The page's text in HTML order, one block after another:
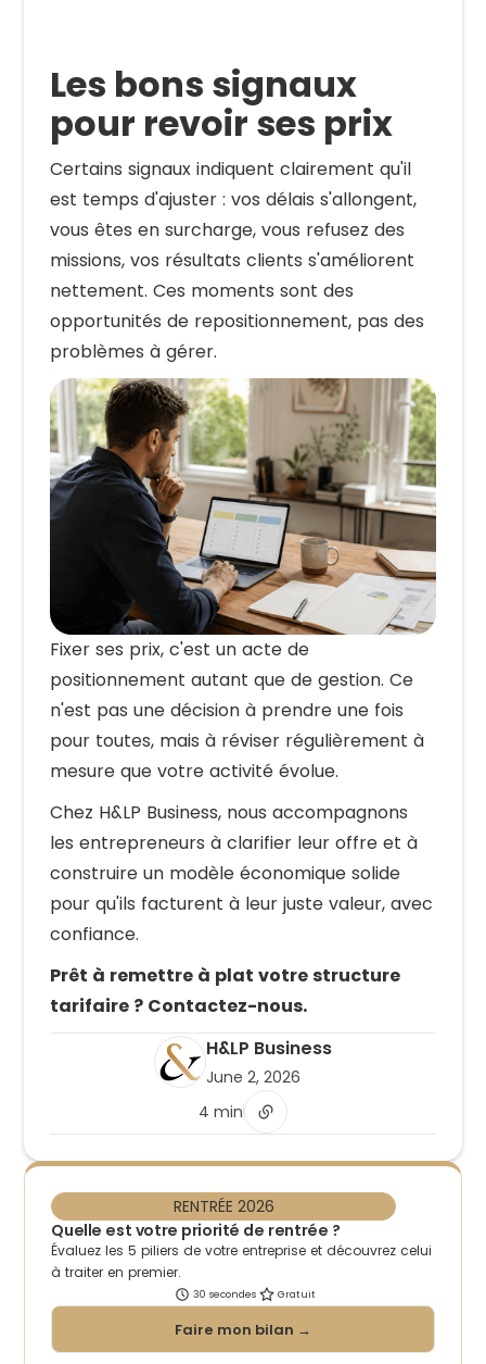
Les bons signaux
pour revoir ses prix
Certains signaux indiquent clairement qu'il
est temps d'ajuster : vos délais s'allongent,
vous êtes en surcharge, vous refusez des
missions, vos résultats clients s'améliorent
nettement. Ces moments sont des
opportunités de repositionnement, pas des
problèmes à gérer.
Fixer ses prix, c'est un acte de
positionnement autant que de gestion. Ce
n'est pas une décision à prendre une fois
pour toutes, mais à réviser régulièrement à
mesure que votre activité évolue.
Chez H&LP Business, nous accompagnons
les entrepreneurs à clarifier leur offre et à
construire un modèle économique solide
pour qu'ils facturent à leur juste valeur, avec
confiance.
Prêt à remettre à plat votre structure
tarifaire ? Contactez-nous.
H&LP Business
June 2, 2026
4 min
RENTRÉE 2026
Quelle est votre priorité de rentrée ?
Évaluez les 5 piliers de votre entreprise et découvrez celui
à traiter en premier.
30 secondes Gratuit
Faire mon bilan →